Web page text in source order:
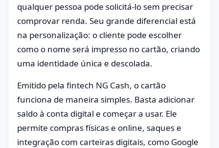
qualquer pessoa pode solicitá-lo sem precisar
comprovar renda. Seu grande diferencial está
na personalização: o cliente pode escolher
como o nome será impresso no cartão, criando
uma identidade única e descolada.
Emitido pela fintech NG Cash, o cartão
funciona de maneira simples. Basta adicionar
saldo à conta digital e começar a usar. Ele
permite compras físicas e online, saques e
integração com carteiras digitais, como Google